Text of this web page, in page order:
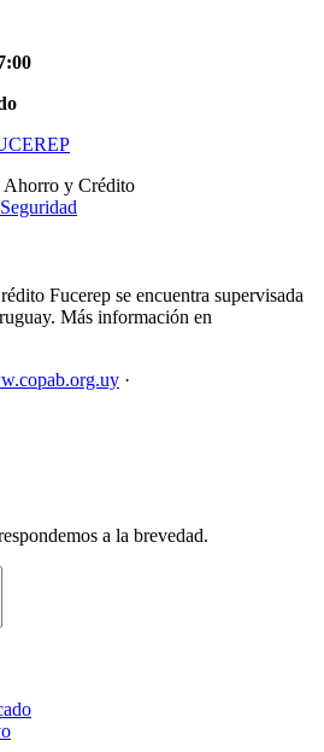
Ahorro y Crédito
Seguridad
Fucerep se encuentra supervisada
Más información en
·
a la brevedad.